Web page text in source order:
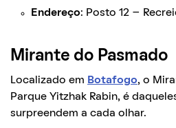
Endereço: Posto 12 –
Mirante do Pasmado
Localizado em Botafogo, o
Parque Yitzhak Rabin, é
surpreendem a cada olhar.